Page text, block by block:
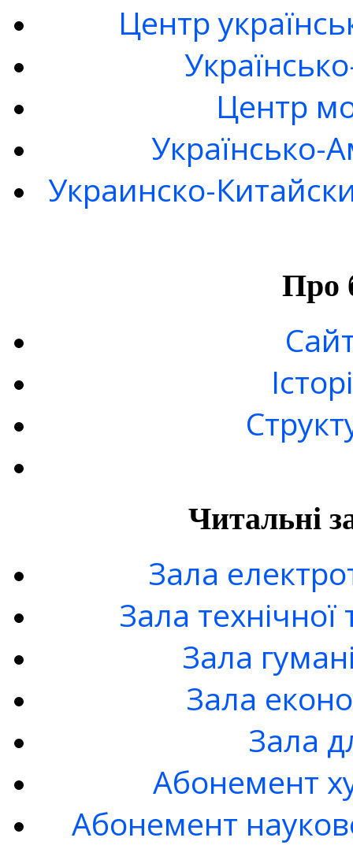
Центр
Центр
Українсько-
Украинско-
Про
Читальні
Зала
Зала технічної
Зала
Зала
Зала
Абонемент
Абонемент